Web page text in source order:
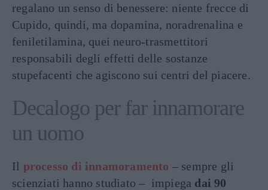
regalano un senso di benessere: niente frecce di
Cupido, quindi, ma dopamina, noradrenalina e
feniletilamina, quei neuro-trasmettitori
responsabili degli effetti delle sostanze
stupefacenti che agiscono sui centri del piacere.
Decalogo per far innamorare
un uomo
Il processo di innamoramento – sempre gli
scienziati hanno studiato – impiega dai 90